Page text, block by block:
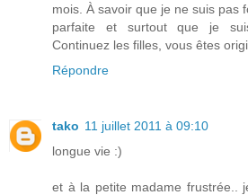
mois. À savoir que je ne suis pas
parfaite et surtout que je
Continuez les filles, vous êtes
Répondre
tako 11 juillet 2011 à 09:10
longue vie :)
et à la petite madame frustrée..